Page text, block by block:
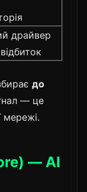
драйвер
до
— це
мережі.
— AI